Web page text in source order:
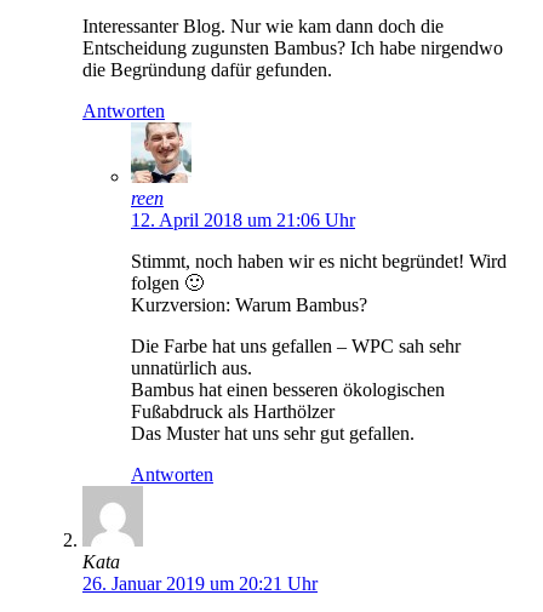
Interessanter Blog. Nur wie kam dann doch die
Entscheidung zugunsten Bambus? Ich habe nirgendwo
die Begründung dafür gefunden.
Antworten
reen
12. April 2018 um 21:06 Uhr
Stimmt, noch haben wir es nicht begründet! Wird
folgen 🙂
Kurzversion: Warum Bambus?
Die Farbe hat uns gefallen – WPC sah sehr
unnatürlich aus.
Bambus hat einen besseren ökologischen
Fußabdruck als Harthölzer
Das Muster hat uns sehr gut gefallen.
Antworten
Kata
26. Januar 2019 um 20:21 Uhr